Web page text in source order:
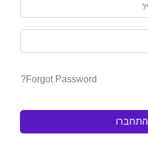
Forgot Password?
התחברו